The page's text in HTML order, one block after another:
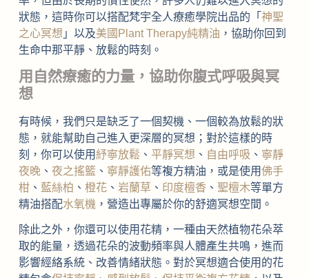
狀態，這時你可以搭配梵宇全人療癒學院出品的「 神聖
之心冥想 」以及美國Plant Therapy純精油 ，協助你回到
生命中那平靜、放鬆的時刻。
用自然療癒的力量，協助你腹式呼吸與冥
想
有時候，我們只是缺乏了一個契機、一個較為放鬆的狀
態，就能幫助自己進入更深層的冥想；對於這樣的時
刻，你可以使用紓寧放鬆、 平靜冥想 、 自由呼吸 、 寧靜
夜晚、 夜之搖籃、 寧靜護佑等複方精油，或是使用佛手
柑、 藍絲柏 、 橙花、 岩蘭草 、 印度檀香 、 聖檀木等單方
精油搭配水氧機 ，營造出專屬於你的舒適冥想空間。
除此之外，你還可以使用花精，一種由天然植物花朵萃
取的能量，透過花朵的波動頻率與人體產生共鳴，進而
影響經絡系統、改善情緒狀態。對於冥想適合使用的花